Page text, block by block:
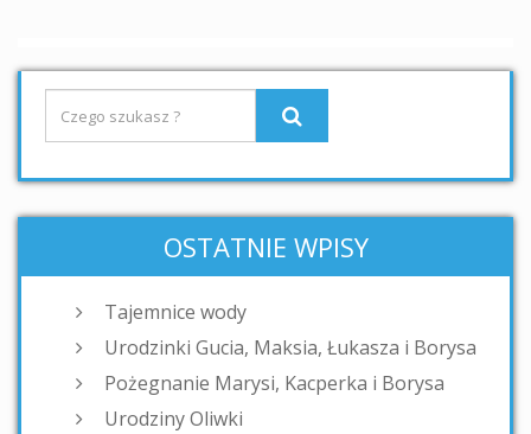
OSTATNIE WPISY
Tajemnice wody
Urodzinki Gucia, Maksia, Łukasza i Borysa
Pożegnanie Marysi, Kacperka i Borysa
Urodziny Oliwki